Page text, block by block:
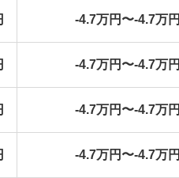
-4.7万円〜-4.7万円
-4.7万円〜-4.7万円
-4.7万円〜-4.7万円
-4.7万円〜-4.7万円